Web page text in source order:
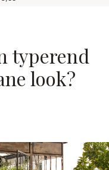
typerend
look?